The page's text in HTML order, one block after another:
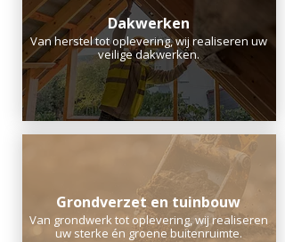
Dakwerken
Van herstel tot oplevering, wij realiseren uw
veilige dakwerken.
Grondverzet en tuinbouw
Van grondwerk tot oplevering, wij realiseren
uw sterke én groene buitenruimte.